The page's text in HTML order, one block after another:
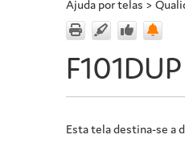
Ajuda por telas >
Esta tela destina-se a